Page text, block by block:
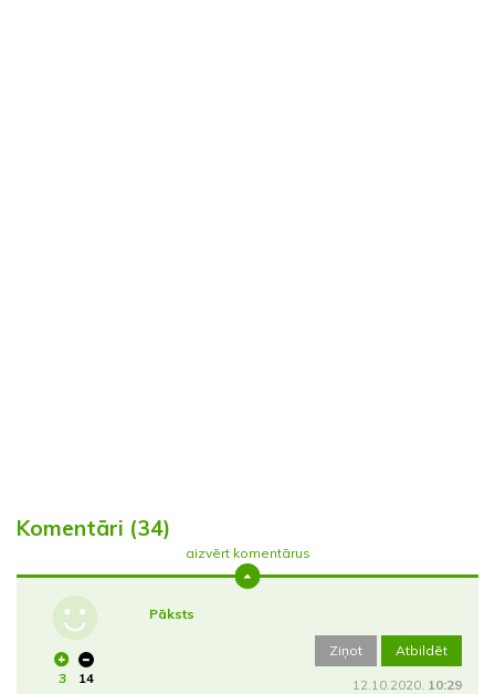
Komentāri (34)
aizvērt komentārus
3 14
Pāksts
Ziņot Atbildēt
12.10.2020. 10:29